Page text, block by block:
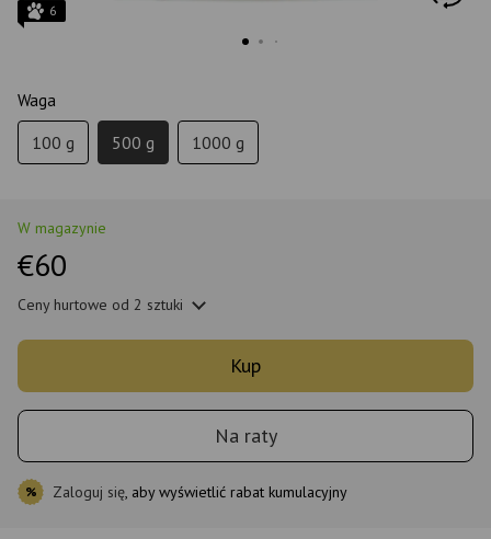
6
Waga
100 g 500 g 1000 g
W magazynie
€60
Ceny hurtowe od 2 sztuki
Kup
Na raty
% Zaloguj się , aby wyświetlić rabat kumulacyjny